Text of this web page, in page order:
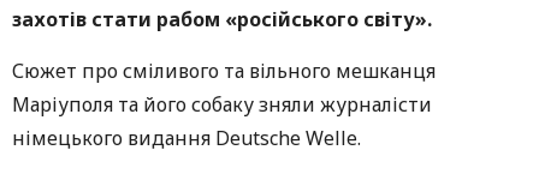
захотів стати рабом «російського світу».
Сюжет про сміливого та вільного мешканця
Маріуполя та його собаку зняли журналісти
німецького видання Deutsche Welle.